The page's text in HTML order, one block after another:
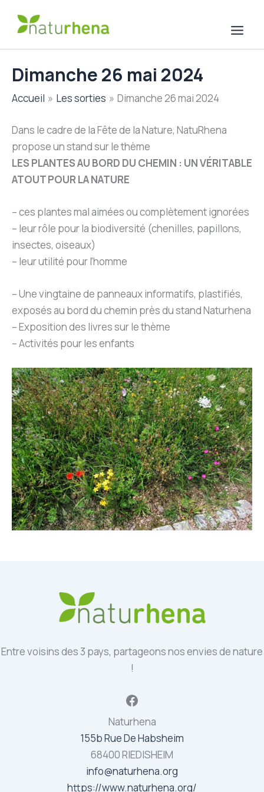
Dimanche 26 mai 2024
Accueil Les sorties Dimanche 26 mai 2024
Dans le cadre de la Fête de la Nature, NatuRhena
propose un stand sur le thème
LES PLANTES AU BORD DU CHEMIN : UN VÉRITABLE
ATOUT POUR LA NATURE
– ces plantes mal aimées ou complètement ignorées
– leur rôle pour la biodiversité (chenilles, papillons,
insectes, oiseaux)
– leur utilité pour l’homme
– Une vingtaine de panneaux informatifs, plastifiés,
exposés au bord du chemin près du stand Naturhena
– Exposition des livres sur le thème
– Activités pour les enfants
Entre voisins des 3 pays, partageons nos envies de nature
!
Facebook
Naturhena
155b Rue De Habsheim
68400 RIEDISHEIM
info@naturhena.org
https://www.naturhena.org/